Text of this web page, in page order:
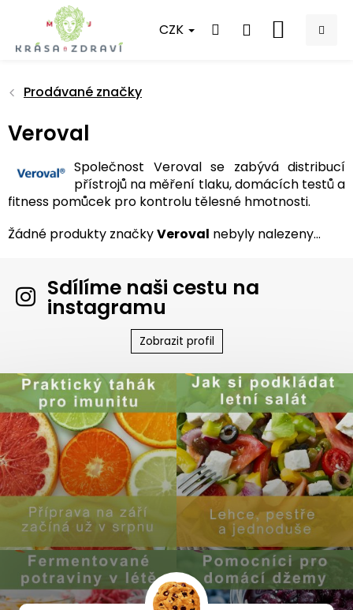
obsah
CZK
NÁKUPNÍ
Prodávané značky
Veroval
Společnost Veroval se zabývá distribucí
přístrojů na měření tlaku, domácích testů a
fitness pomůcek pro kontrolu tělesné hmotnosti.
Žádné produkty značkyVeroval nebyly nalezeny...
Sdílíme naši cestu na
instagramu
Zobrazit profil